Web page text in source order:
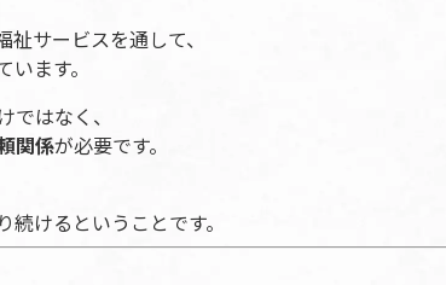
祉サービスを通して、
ます。
ではなく、
関係が必要です。
けるということです。